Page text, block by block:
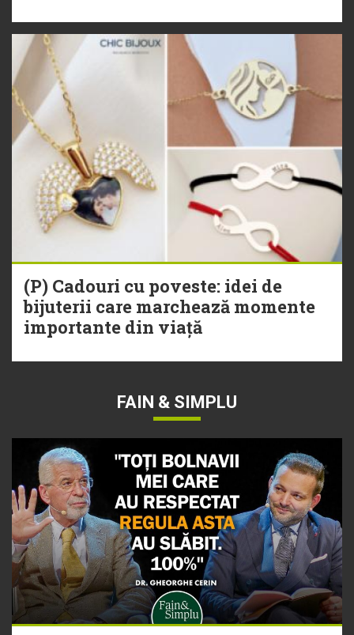
(P) Cadouri cu poveste: idei de
bijuterii care marchează momente
importante din viață
FAIN & SIMPLU